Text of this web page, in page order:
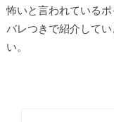
怖いと言われている
バレつきで紹介して
い。